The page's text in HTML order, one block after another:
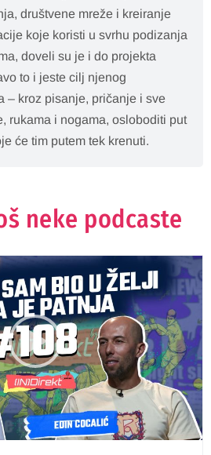
društvene mreže i kreiranje
koje koristi u svrhu podizanja
doveli su je i do projekta
to i jeste cilj njenog
– kroz pisanje, pričanje i sve
rukama i nogama, osloboditi put
će tim putem tek krenuti.
neke podcaste